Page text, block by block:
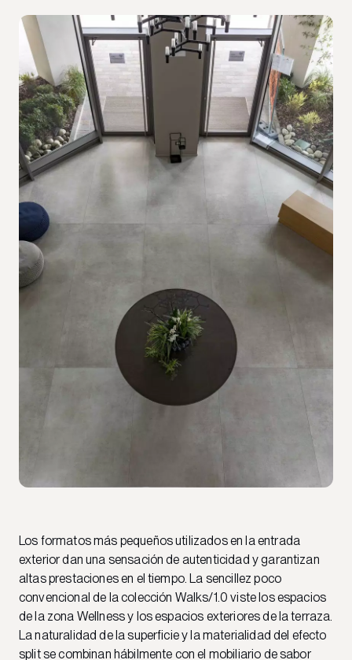
Los formatos más pequeños utilizados en la entrada
exterior dan una sensación de autenticidad y garantizan
altas prestaciones en el tiempo. La sencillez poco
convencional de la colección Walks/1.0 viste los espacios
de la zona Wellness y los espacios exteriores de la terraza.
La naturalidad de la superficie y la materialidad del efecto
split se combinan hábilmente con el mobiliario de sabor